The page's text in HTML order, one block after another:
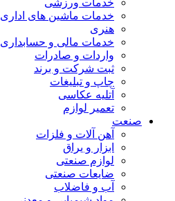
خدمات ورزشی
خدمات ماشین های اداری
هنری
خدمات مالی و حسابداری
واردات و صادرات
ثبت شرکت و برند
چاپ و تبلیغات
آتلیه عکاسی
تعمیر لوازم
صنعت
آهن آلات و فلزات
ابزار و یراق
لوازم صنعتی
ضایعات صنعتی
آب و فاضلاب